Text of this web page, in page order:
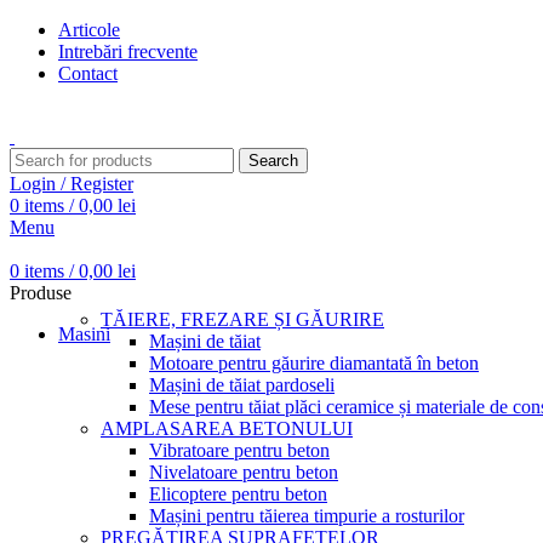
Articole
Intrebări frecvente
Contact
Search
Login / Register
0 items / 0,00 lei
Menu
0 items / 0,00 lei
Produse
Masini
TĂIERE, FREZARE ȘI GĂURIRE
Mașini de tăiat
Motoare pentru găurire diamantată în beton
Mașini de tăiat pardoseli
Mese pentru tăiat plăci ceramice și materiale de
AMPLASAREA BETONULUI
Vibratoare pentru beton
Nivelatoare pentru beton
Elicoptere pentru beton
Mașini pentru tăierea timpurie a rosturilor
PREGĂTIREA SUPRAFEȚELOR